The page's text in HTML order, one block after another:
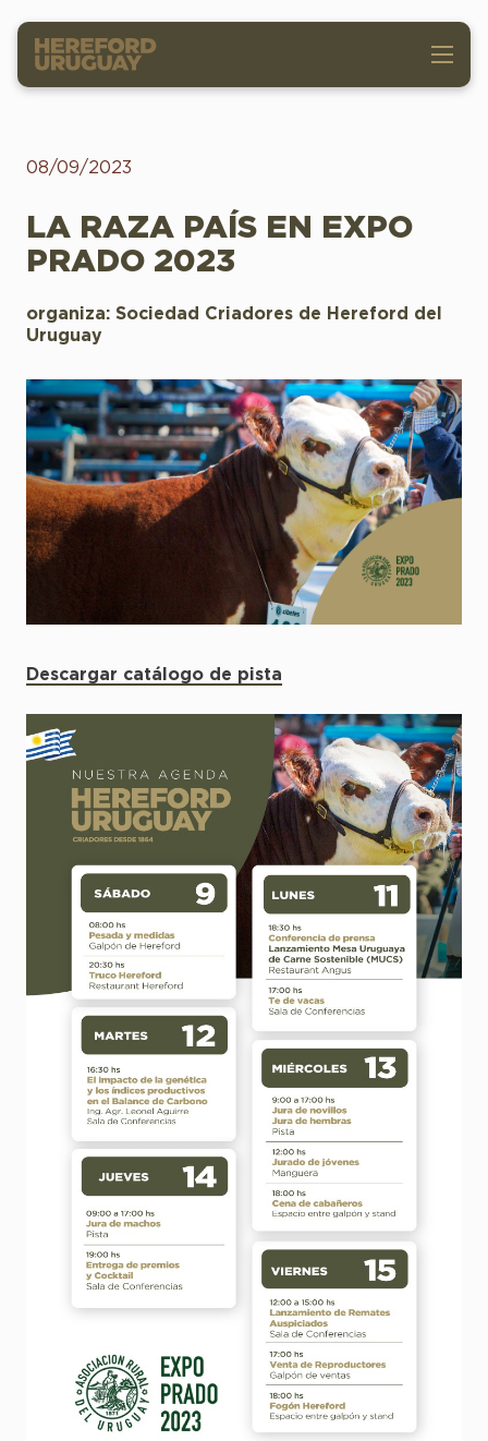
08/09/2023
LA RAZA PAÍS EN EXPO
PRADO 2023
organiza: Sociedad Criadores de Hereford del
Uruguay
Descargar catálogo de pista